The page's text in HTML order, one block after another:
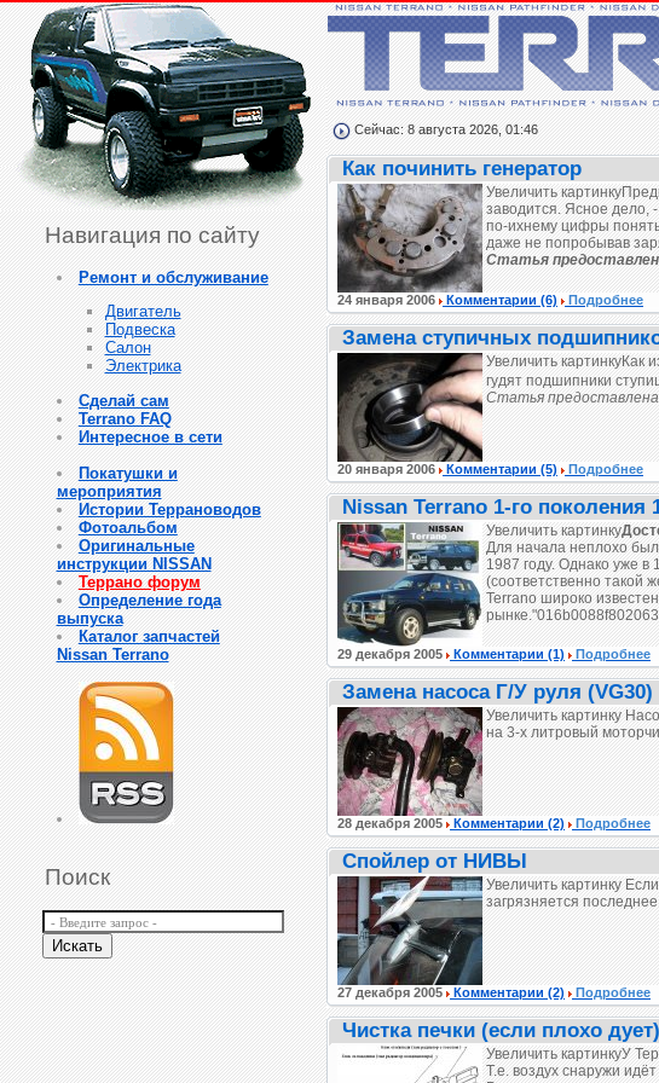
Навигация по сайту
Ремонт и обслуживание
Двигатель
Подвеска
Салон
Электрика
Сделай сам
Terrano FAQ
Интересное в сети
Покатушки и
мероприятия
Истории Террановодов
Фотоальбом
Оригинальные
инструкции NISSAN
Террано форум
Определение года
выпуска
Каталог запчастей
Nissan Terrano
Поиск
Сейчас: 8 августа 2026, 01:46
Как починить генератор
Увеличить картинку
заводится. Ясное дело,
по-ихнему цифры
даже не попробывав
Статья
24 января 2006 Комментарии (6) Подробнее
Замена ступичных
Увеличить картинкуКак
гудят подшипники
Статья
20 января 2006 Комментарии (5) Подробнее
Nissan Terrano 1-го поколения
Увеличить картинку
Для начала неплохо
1987 году. Однако уже
(соответственно такой
Terrano широко
29 декабря 2005 Комментарии (1) Подробнее
Замена насоса Г/У руля (VG30)
Увеличить картинку
на 3-х литровый
28 декабря 2005 Комментарии (2) Подробнее
Спойлер от НИВЫ
Увеличить картинкуЕсли
загрязняется
27 декабря 2005 Комментарии (2) Подробнее
Чистка печки (если плохо дует)
Увеличить картинкуУ
Т.е. воздух снаружи